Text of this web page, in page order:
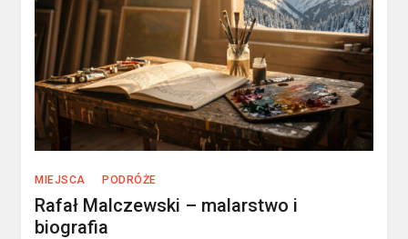
MIEJSCA PODRÓŻE
Rafał Malczewski – malarstwo i
biografia